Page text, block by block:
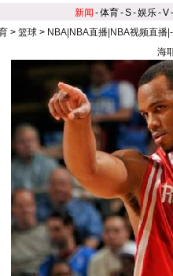
新闻 -体育-S-娱乐-V-
> 篮球> NBA|NBA直播|NBA视频直播
海